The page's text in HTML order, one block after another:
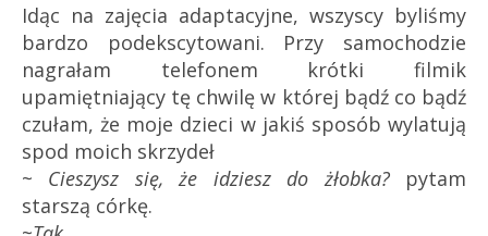
Idąc na zajęcia adaptacyjne, wszyscy byliśmy
bardzo podekscytowani. Przy samochodzie
nagrałam telefonem krótki filmik
upamiętniający tę chwilę w której bądź co bądź
czułam, że moje dzieci w jakiś sposób wylatują
spod moich skrzydeł
~ Cieszysz się, że idziesz do żłobka?pytam
starszą córkę.